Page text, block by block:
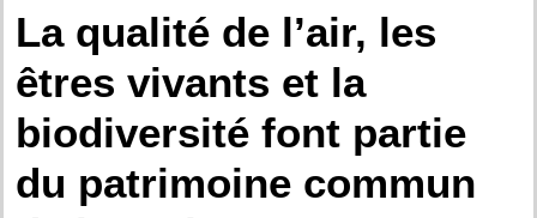
La qualité de l’air, les
êtres vivants et la
biodiversité font partie
du patrimoine commun